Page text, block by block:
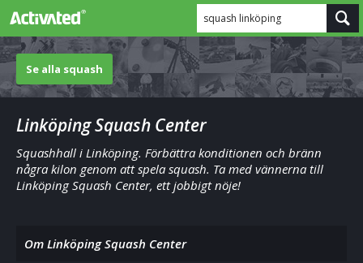
squash linköping
Se alla squash
Linköping Squash Center
Squashhall i Linköping. Förbättra konditionen och bränn
några kilon genom att spela squash. Ta med vännerna till
Linköping Squash Center, ett jobbigt nöje!
Om Linköping Squash Center